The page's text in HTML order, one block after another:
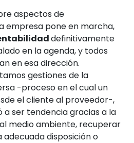
aspectos de
empresa pone en marcha,
definitivamente
en la agenda, y todos
en esa dirección.
gestiones de la
-proceso en el cual un
el cliente al proveedor-,
ser tendencia gracias a la
medio ambiente, recuperar
adecuada disposición o